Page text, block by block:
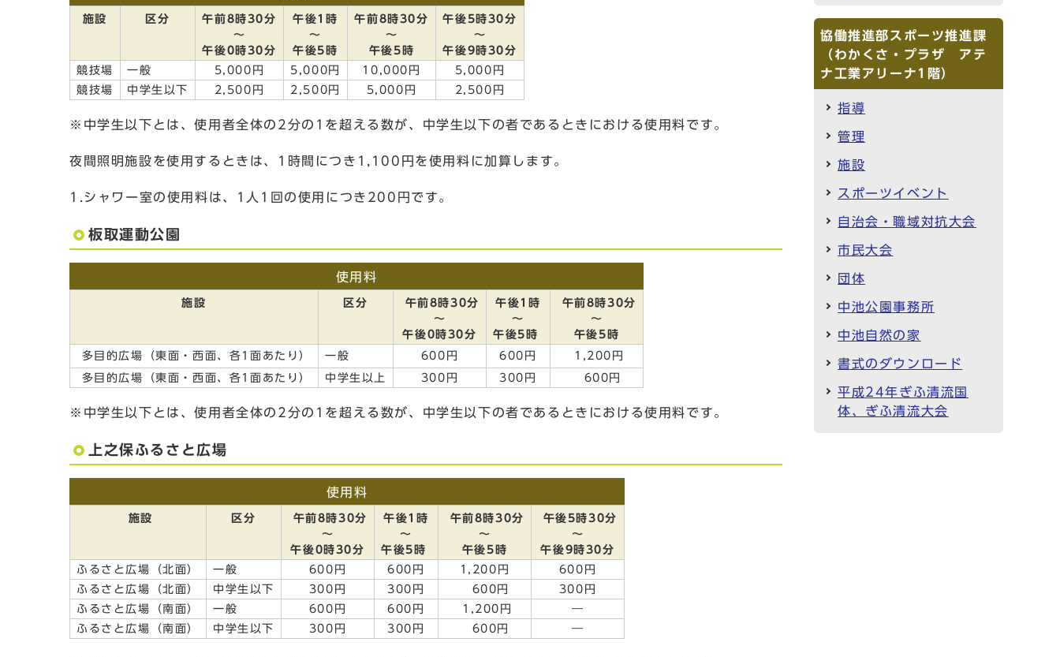
施設 区分
午前8時30分
～
午後0時30分
午後1時
～
午後5時
午前8時30分
～
午後5時
午後5時30分
～
午後9時30分
競技場
一般 5,000円 5,000円 10,000円
5,000円
競技場
中学生以下 2,500円 2,500円 5,000円 2,500円
※中学生以下とは、使用者全体の2分の1を超える数が、中学生以下の者であるときにおける使用料です。
夜間照明施設を使用するときは、1時間につき1,100円を使用料に加算します。
1.シャワー室の使用料は、1人1回の使用につき200円です。
板取運動公園
使用料
施設 区分
午前8時30分
～
午後0時30分
午後1時
～
午後5時
午前8時30分
～
午後5時
多目的広場（東面・西面、各1面あたり）
一般 600円 600円
1,200円
多目的広場（東面・西面、各1面あたり）
中学生以上 300円 300円 600円
※中学生以下とは、使用者全体の2分の1を超える数が、中学生以下の者であるときにおける使用料です。
上之保ふるさと広場
使用料
施設 区分
午前8時30分
～
午後0時30分
午後1時
～
午後5時
午前8時30分
～
午後5時
午後5時30分
～
午後9時30分
ふるさと広場（北面）
一般 600円 600円 1,200円
600円
ふるさと広場（北面）
中学生以下 300円 300円 600円
300円
ふるさと広場（南面）
一般 600円 600円 1,200円
―
ふるさと広場（南面）
中学生以下 300円 300円 600円 ―
協働推進部スポーツ推進課
（わかくさ・プラザ アテ
ナ工業アリーナ1階）
指導
管理
施設
スポーツイベント
自治会・職域対抗大会
市民大会
団体
中池公園事務所
中池自然の家
書式のダウンロード
平成24年ぎふ清流国
体、ぎふ清流大会